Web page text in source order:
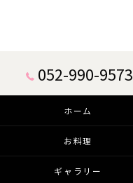
052-990-9573
ホーム
お料理
ギャラリー